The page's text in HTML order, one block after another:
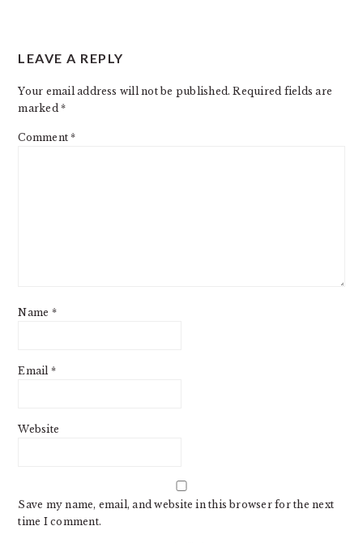
INTERACTIONS
LEAVE A REPLY
Your email address will not be published. Required fields are
marked*
Comment*
Name *
Email *
Website
Save my name, email, and website in this browser for the next
time I comment.